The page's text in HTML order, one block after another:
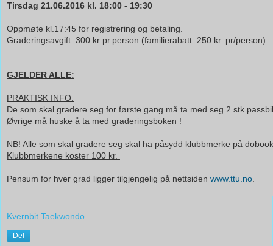
Tirsdag 21.06.2016 kl. 18:00 - 19:30
Oppmøte kl.17:45 for registrering og betaling.
Graderingsavgift: 300 kr pr.person (familierabatt: 250 kr. pr/person)
GJELDER ALLE:
PRAKTISK INFO:
De som skal gradere seg for første gang må ta med seg 2 stk
Øvrige må huske å ta med graderingsboken !
NB! Alle som skal gradere seg skal ha påsydd klubbmerke på
Klubbmerkene koster 100 kr.
Pensum for hver grad ligger tilgjengelig på nettsiden www.ttu.no.
Kvernbit Taekwondo
Del